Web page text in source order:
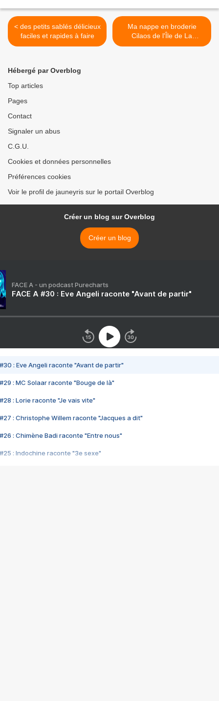
< des petits sablés délicieux
faciles et rapides à faire
Ma nappe en broderie
Cilaos de l'Île de La
Réunion et jours à roue
Hébergé par Overblog
Top articles
Pages
Contact
Signaler un abus
C.G.U.
Cookies et données personnelles
Préférences cookies
Voir le profil de jauneyris sur le portail Overblog
Créer un blog sur Overblog
Créer un blog
FACE A - un podcast Purecharts
FACE A #30 : Eve Angeli raconte "Avant de partir"
#30 : Eve Angeli raconte "Avant de partir"
#29 : MC Solaar raconte "Bouge de là"
#28 : Lorie raconte "Je vais vite"
#27 : Christophe Willem raconte "Jacques a dit"
#26 : Chimène Badi raconte "Entre nous"
#25 : Indochine raconte "3e sexe"